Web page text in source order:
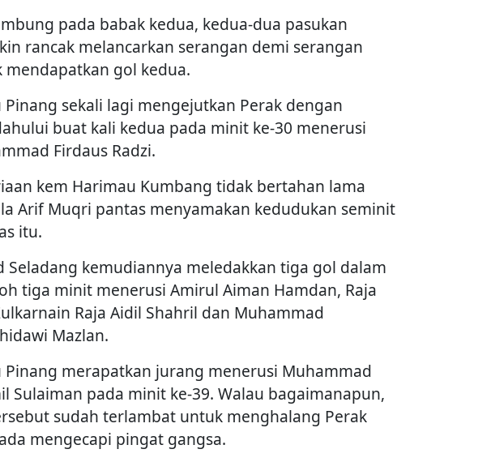
pada babak kedua, kedua-dua pasukan
rancak melancarkan serangan demi serangan
mendapatkan gol kedua.
Pinang sekali lagi mengejutkan Perak dengan
buat kali kedua pada minit ke-30 menerusi
Firdaus Radzi.
kem Harimau Kumbang tidak bertahan lama
Arif Muqri pantas menyamakan kedudukan seminit
itu.
Seladang kemudiannya meledakkan tiga gol dalam
tiga minit menerusi Amirul Aiman Hamdan, Raja
Raja Aidil Shahril dan Muhammad
Mazlan.
Pinang merapatkan jurang menerusi Muhammad
Sulaiman pada minit ke-39. Walau bagaimanapun,
sudah terlambat untuk menghalang Perak
mengecapi pingat gangsa.